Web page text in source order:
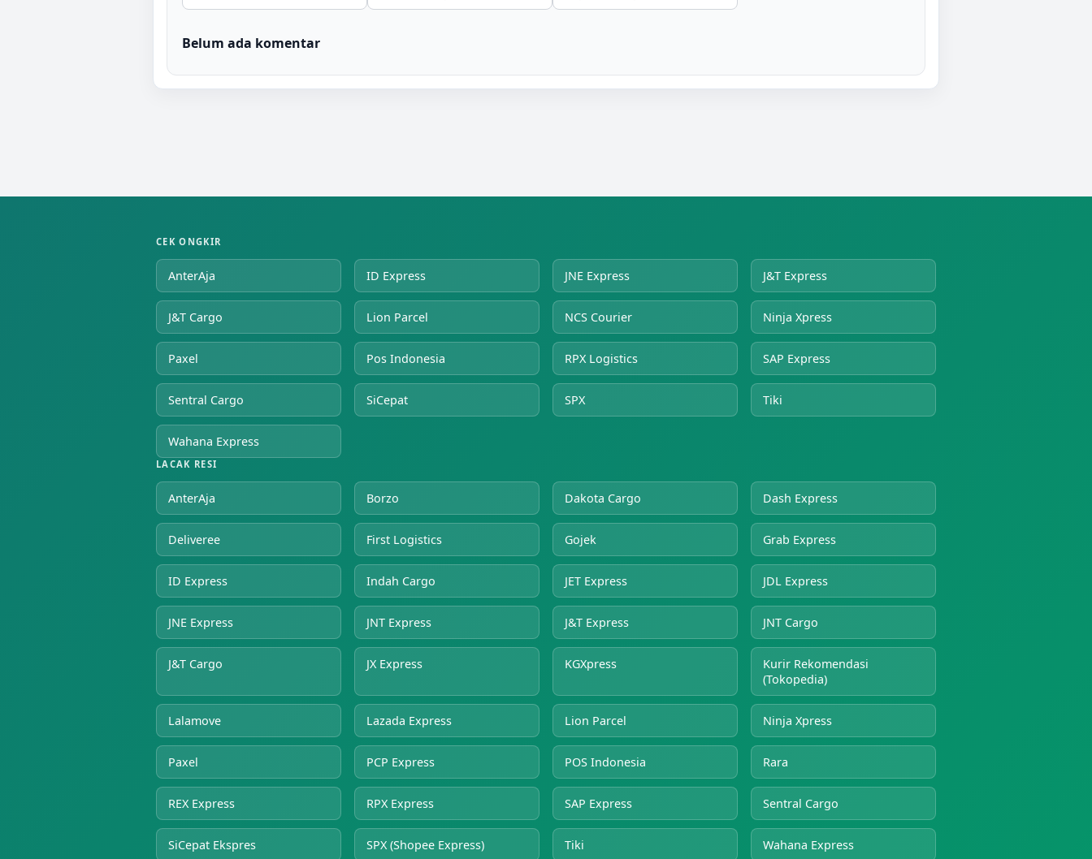
Belum ada komentar
CEK ONGKIR
AnterAja ID Express JNE Express J&T Express
J&T Cargo Lion Parcel NCS Courier Ninja Xpress
Paxel Pos Indonesia RPX Logistics SAP Express
Sentral Cargo SiCepat SPX Tiki
Wahana Express
LACAK RESI
AnterAja Borzo Dakota Cargo Dash Express
Deliveree First Logistics Gojek Grab Express
ID Express Indah Cargo JET Express JDL Express
JNE Express JNT Express J&T Express JNT Cargo
J&T Cargo JX Express KGXpress
Kurir Rekomendasi
(Tokopedia)
Lalamove Lazada Express Lion Parcel Ninja Xpress
Paxel PCP Express POS Indonesia Rara
REX Express RPX Express SAP Express Sentral Cargo
SiCepat Ekspres SPX (Shopee Express) Tiki Wahana Express